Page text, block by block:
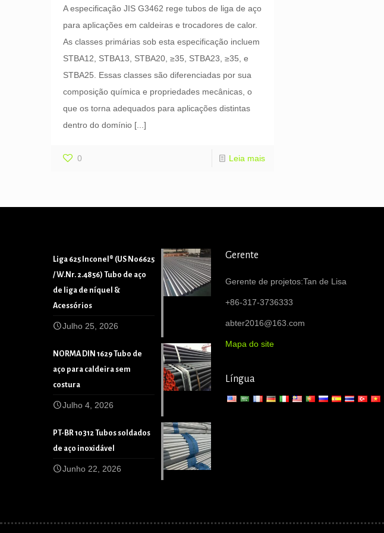
A especificação JIS G3462 rege tubos de liga de aço
para aplicações em caldeiras e trocadores de calor.
As classes primárias sob esta especificação incluem
STBA12, STBA13, STBA20, ≥35, STBA23, ≥35, e
STBA25. Essas classes são diferenciadas por sua
composição química e propriedades mecânicas, o
que os torna adequados para aplicações distintas
dentro do domínio[...]
0 Leia mais
Liga 625 Inconel® (US N06625
/ W.Nr. 2.4856) Tubo de aço
de liga de níquel &
Acessórios
Julho 25, 2026
NORMA DIN 1629 Tubo de
aço para caldeira sem
costura
Julho 4, 2026
PT-BR 10312 Tubos soldados
de aço inoxidável
Junho 22, 2026
Gerente
Gerente de projetos:Tan de Lisa
+86-317-3736333
abter2016@163.com
Mapa do site
Língua